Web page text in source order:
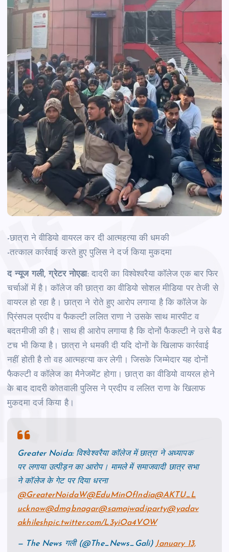
-छात्रा ने वीडियो वायरल कर दी आत्‍महत्‍या की धमकी
-तत्‍काल कार्रवाई करते हुए पुलिस ने दर्ज किया मुकदमा
द न्‍यूज गली, ग्रेटर नोएडा: दादरी का विश्वेश्वरैया कॉलेज एक बार फिर
चर्चाओं में है। कॉलेज की छात्रा का वीडियो सोशल मीडिया पर तेजी से
वायरल हो रहा है। छात्रा ने रोते हुए आरोप लगाया है कि कॉलेज के
प्रिंसपल प्रदीप व फैकल्‍टी ललित राणा ने उसके साथ मारपीट व
बदतमीजी की है। साथ ही आरोप लगाया है कि दोनों फैकल्‍टी ने उसे बैड
टच भी किया है। छात्रा ने धमकी दी यदि दोनों के खिलाफ कार्रवाई
नहीं होती है तो वह आत्‍महत्‍या कर लेगी। जिसके जिम्‍मेदार यह दोनों
फैकल्‍टी व कॉलेज का मैनेजमेंट होगा। छात्रा का वीडियो वायरल होने
के बाद दादरी कोतवाली पुलिस ने प्रदीप व ललित राणा के खिलाफ
मुकदमा दर्ज किया है।
Greater Noida: विश्वेश्वरैया कॉलेज में छात्रा ने अध्यापक
पर लगाया उत्पीड़न का आरोप। मामले में समाजवादी छात्र सभा
ने कॉलेज के गेट पर दिया धरना
@GreaterNoidaW@EduMinOfIndia@AKTU_L
ucknow@dmgbnagar@samajwadiparty@yadav
akhileshpic.twitter.com/L3yiOa4VOW
— The News गली (@The_News_Gali) January 13,